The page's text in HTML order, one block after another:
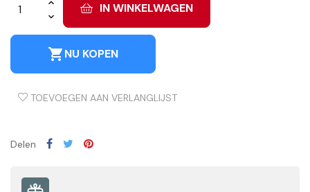
IN WINKELWAGEN
shopping_cartNU KOPEN
TOEVOEGEN AAN VERLANGLIJST
Delen